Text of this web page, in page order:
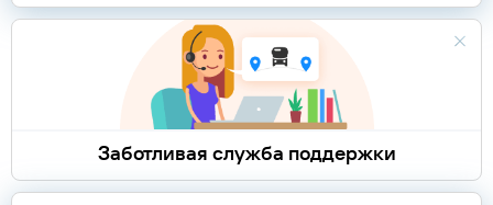
Заботливая служба поддержки